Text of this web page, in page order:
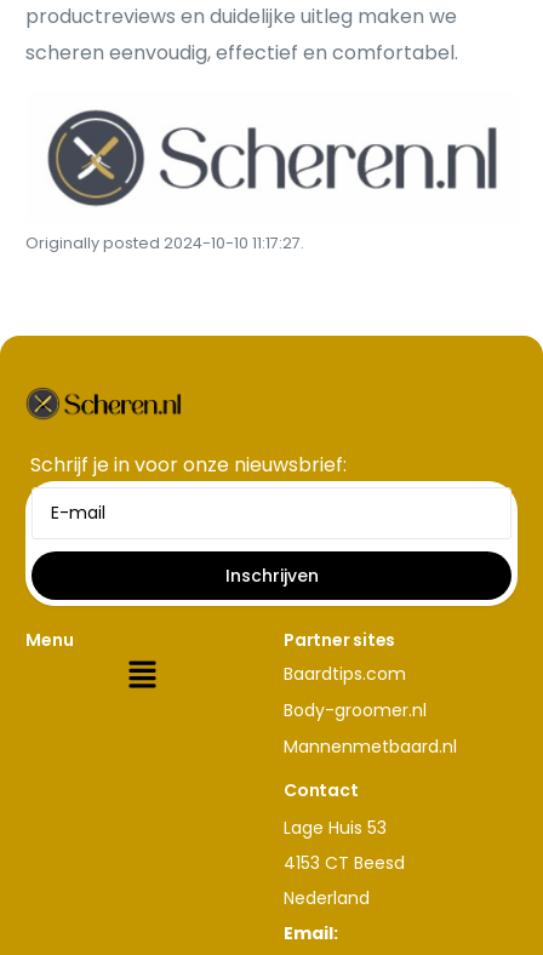
productreviews en duidelijke uitleg maken we
scheren eenvoudig, effectief en comfortabel.
Originally posted 2024-10-10 11:17:27.
Schrijf je in voor onze nieuwsbrief​:
Inschrijven
Menu
Partner sites
Baardtips.com
Body-groomer.nl
Mannenmetbaard.nl
Contact
Lage Huis 53
4153 CT Beesd
Nederland
Email: